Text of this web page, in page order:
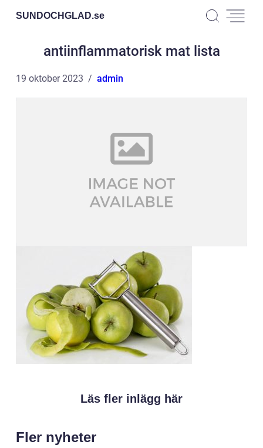
SUNDOCHGLAD.se
antiinflammatorisk mat lista
19 oktober 2023 admin
Läs fler inlägg här
Fler nyheter